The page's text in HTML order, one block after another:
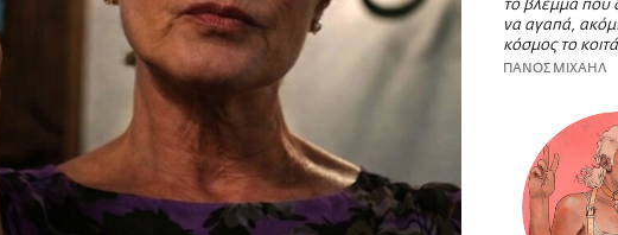
το βλέμμα που
να αγαπά,
κόσμος το
ΠΑΝΟΣ ΜΙΧΑΗΛ